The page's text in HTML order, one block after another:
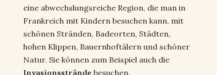
eine abwechslungsreiche Region, die man in
Frankreich mit Kindern besuchen kann, mit
schönen Stränden, Badeorten, Städten,
hohen Klippen, Bauernhoftälern und schöner
Natur. Sie können zum Beispiel auch die
Invasionsstrände besuchen.